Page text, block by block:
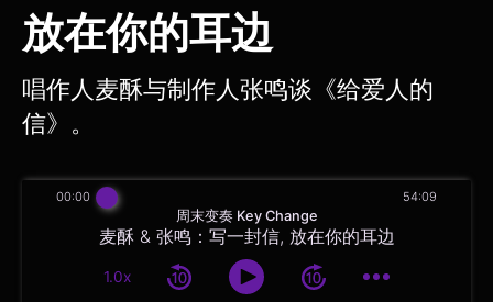
放在你的耳边
唱作人麦酥与制作人张鸣谈《给爱人的
信》。
周末变奏 Key Change
麦酥 & 张鸣：写一封信, 放在你的耳边
1.0x
00:00 54:09